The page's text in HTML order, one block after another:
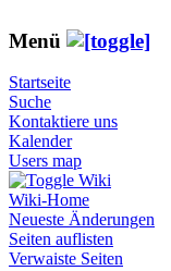
Menü
Startseite
Suche
Kontaktiere uns
Kalender
Users map
Wiki
Wiki-Home
Neueste Änderungen
Seiten auflisten
Verwaiste Seiten